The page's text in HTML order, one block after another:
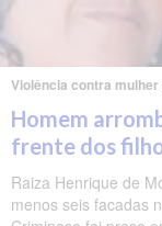
Violência contra mulher
Homem
frente dos
Raiza Henrique de
menos seis facadas